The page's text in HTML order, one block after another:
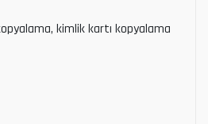
kimlik kartı kopyalama